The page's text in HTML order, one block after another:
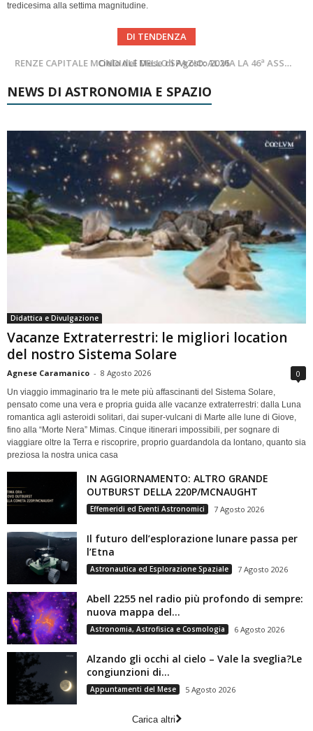
tredicesima alla settima magnitudine.
DI TENDENZA
Cielo del Mese di Agosto 2026
SUPERNOVAE aggiornamenti del mese – Agosto 2026
NEWS DI ASTRONOMIA E SPAZIO
Didattica e Divulgazione
Vacanze Extraterrestri: le migliori location
del nostro Sistema Solare
Agnese Caramanico - 8 Agosto 2026 0
Un viaggio immaginario tra le mete più affascinanti del Sistema Solare,
pensato come una vera e propria guida alle vacanze extraterrestri: dalla Luna
romantica agli asteroidi solitari, dai super-vulcani di Marte alle lune di Giove,
fino alla “Morte Nera” Mimas. Cinque itinerari impossibili, per sognare di
viaggiare oltre la Terra e riscoprire, proprio guardandola da lontano, quanto sia
preziosa la nostra unica casa
IN AGGIORNAMENTO: ALTRO GRANDE
OUTBURST DELLA 220P/MCNAUGHT
Effemeridi ed Eventi Astronomici 7 Agosto 2026
Il futuro dell’esplorazione lunare passa per
l’Etna
Astronautica ed Esplorazione Spaziale 7 Agosto 2026
Abell 2255 nel radio più profondo di sempre:
nuova mappa del...
Astronomia, Astrofisica e Cosmologia 6 Agosto 2026
Alzando gli occhi al cielo – Vale la sveglia?Le
congiunzioni di...
Appuntamenti del Mese 5 Agosto 2026
Carica altri